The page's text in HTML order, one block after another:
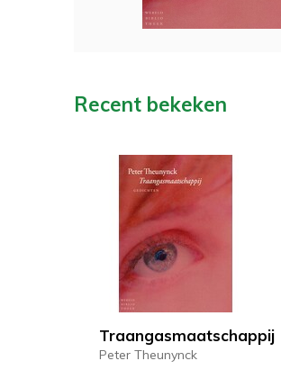
Recent bekeken
Traangasmaatschappij
Peter Theunynck